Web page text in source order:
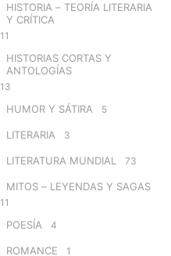
HISTORIA – TEORÍA LITERARIA
Y CRÍTICA
11
HISTORIAS CORTAS Y
ANTOLOGÍAS
13
HUMOR Y SÁTIRA 5
LITERARIA 3
LITERATURA MUNDIAL 73
MITOS – LEYENDAS Y SAGAS
11
POESÍA 4
ROMANCE 1